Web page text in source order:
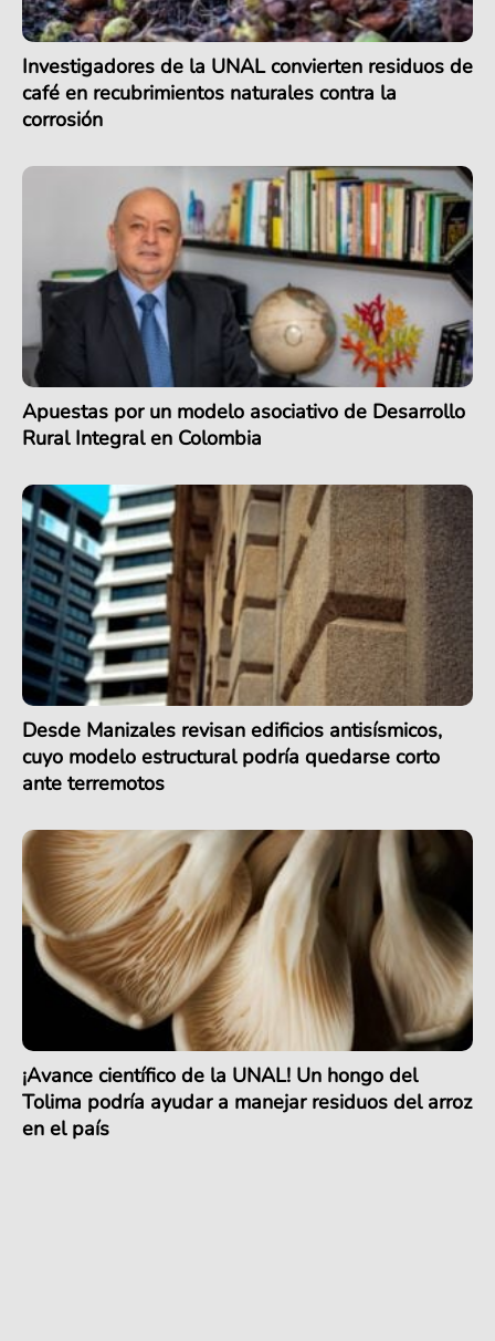
Investigadores de la UNAL convierten residuos de
café en recubrimientos naturales contra la
corrosión
Apuestas por un modelo asociativo de Desarrollo
Rural Integral en Colombia
Desde Manizales revisan edificios antisísmicos,
cuyo modelo estructural podría quedarse corto
ante terremotos
¡Avance científico de la UNAL! Un hongo del
Tolima podría ayudar a manejar residuos del arroz
en el país